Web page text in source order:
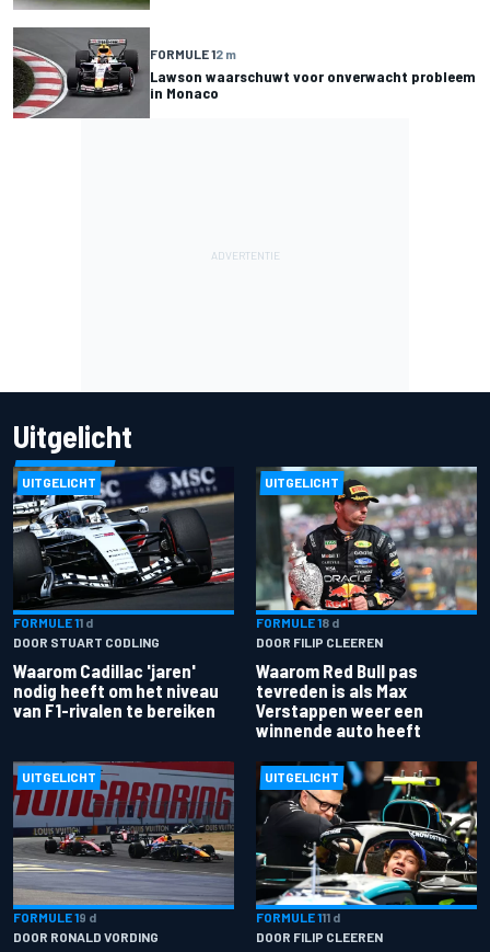
FORMULE 12 m
Lawson waarschuwt voor onverwacht probleem
in Monaco
Uitgelicht
UITGELICHT
FORMULE 11 d
DOOR STUART CODLING
Waarom Cadillac 'jaren'
nodig heeft om het niveau
van F1-rivalen te bereiken
UITGELICHT
FORMULE 18 d
DOOR FILIP CLEEREN
Waarom Red Bull pas
tevreden is als Max
Verstappen weer een
winnende auto heeft
UITGELICHT
FORMULE 19 d
DOOR RONALD VORDING
UITGELICHT
FORMULE 111 d
DOOR FILIP CLEEREN